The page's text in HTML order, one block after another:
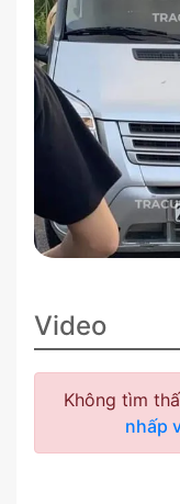
Video
Không tìm
nhấp